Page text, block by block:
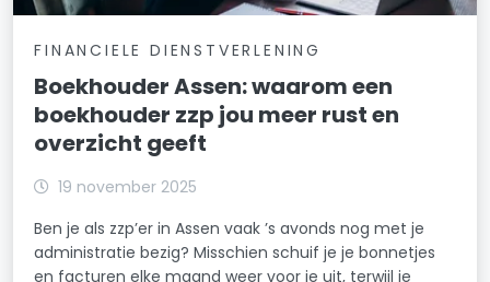
FINANCIELE DIENSTVERLENING
Boekhouder Assen: waarom een
boekhouder zzp jou meer rust en
overzicht geeft
19 november 2025
Ben je als zzp’er in Assen vaak ’s avonds nog met je
administratie bezig? Misschien schuif je je bonnetjes
en facturen elke maand weer voor je uit, terwijl je